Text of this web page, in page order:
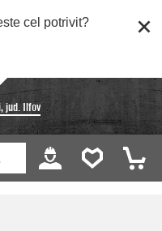
cel potrivit?
jud. Ilfov